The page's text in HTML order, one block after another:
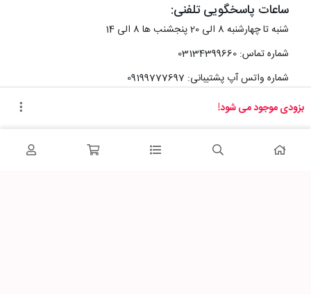
بزودی موجود می شود!
ساعات پاسخگویی تلفنی:
شنبه تا چهارشنبه 8 الی 20 پنجشنب ها 8 الی 14
شماره تماس: 03134399660
شماره واتس آپ پشتیبانی: 09199777697
اصفهان، خیابان رزمندگان، کوچه شماره سه فرعی 2 پلاک 10